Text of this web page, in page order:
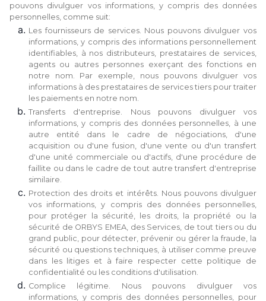
pouvons divulguer vos informations, y compris des données
personnelles, comme suit:
Les fournisseurs de services. Nous pouvons divulguer vos
informations, y compris des informations personnellement
identifiables, à nos distributeurs, prestataires de services,
agents ou autres personnes exerçant des fonctions en
notre nom. Par exemple, nous pouvons divulguer vos
informations à des prestataires de services tiers pour traiter
les paiements en notre nom.
Transferts d'entreprise. Nous pouvons divulguer vos
informations, y compris des données personnelles, à une
autre entité dans le cadre de négociations, d'une
acquisition ou d'une fusion, d'une vente ou d'un transfert
d'une unité commerciale ou d'actifs, d'une procédure de
faillite ou dans le cadre de tout autre transfert d'entreprise
similaire.
Protection des droits et intérêts. Nous pouvons divulguer
vos informations, y compris des données personnelles,
pour protéger la sécurité, les droits, la propriété ou la
sécurité de ORBYS EMEA, des Services, de tout tiers ou du
grand public, pour détecter, prévenir ou gérer la fraude, la
sécurité ou questions techniques, à utiliser comme preuve
dans les litiges et à faire respecter cette politique de
confidentialité ou les conditions d'utilisation.
Complice légitime. Nous pouvons divulguer vos
informations, y compris des données personnelles, pour